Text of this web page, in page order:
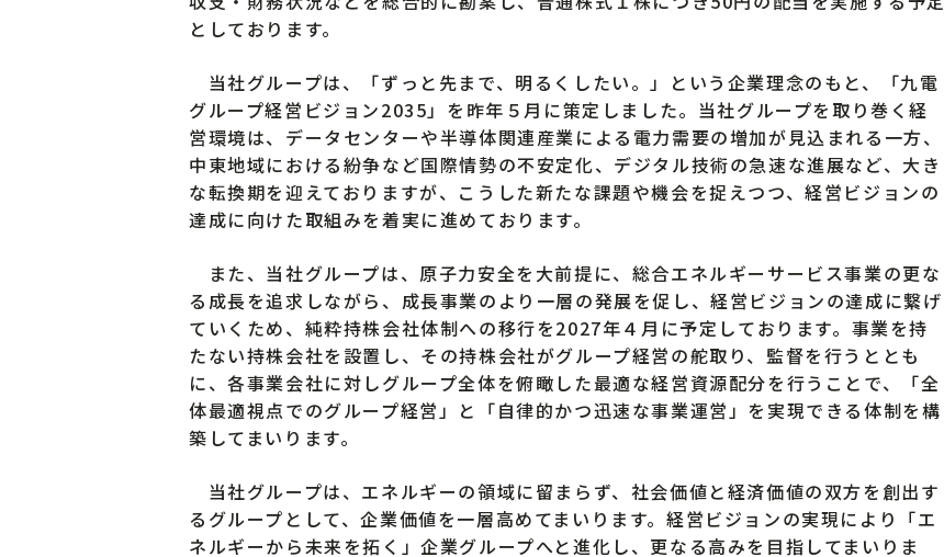
としております。
当社グループは、「ずっと先まで、明るくしたい。」という企業理念のもと、「九電
グループ経営ビジョン2035」を昨年５月に策定しました。当社グループを取り巻く経
営環境は、データセンターや半導体関連産業による電力需要の増加が見込まれる一方、
中東地域における紛争など国際情勢の不安定化、デジタル技術の急速な進展など、大き
な転換期を迎えておりますが、こうした新たな課題や機会を捉えつつ、経営ビジョンの
達成に向けた取組みを着実に進めております。
また、当社グループは、原子力安全を大前提に、総合エネルギーサービス事業の更な
る成長を追求しながら、成長事業のより一層の発展を促し、経営ビジョンの達成に繋げ
ていくため、純粋持株会社体制への移行を2027年４月に予定しております。事業を持
たない持株会社を設置し、その持株会社がグループ経営の舵取り、監督を行うととも
に、各事業会社に対しグループ全体を俯瞰した最適な経営資源配分を行うことで、「全
体最適視点でのグループ経営」と「自律的かつ迅速な事業運営」を実現できる体制を構
築してまいります。
当社グループは、エネルギーの領域に留まらず、社会価値と経済価値の双方を創出す
るグループとして、企業価値を一層高めてまいります。経営ビジョンの実現により「エ
ネルギーから未来を拓く」企業グループへと進化し、更なる高みを目指してまいりま